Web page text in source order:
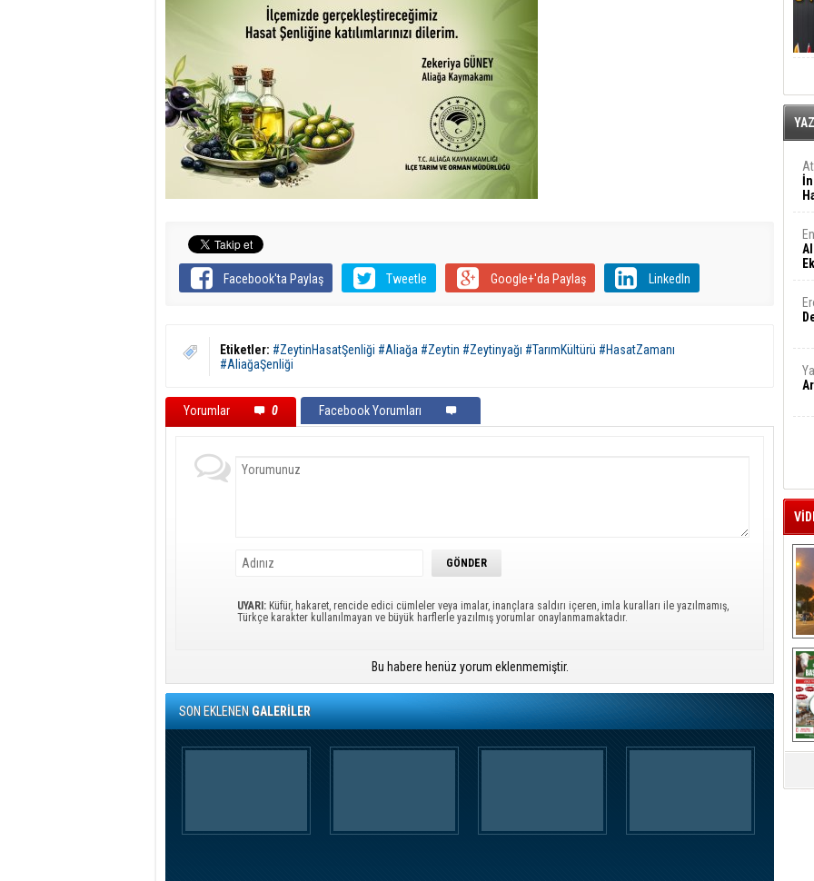
Facebook'ta Paylaş Tweetle Google+'da Paylaş LinkedIn
Etiketler: #ZeytinHasatŞenliği #Aliağa #Zeytin #Zeytinyağı #TarımKültürü #HasatZamanı
#AliağaŞenliği
Yorumlar 0 Facebook Yorumları
UYARI: Küfür, hakaret, rencide edici cümleler veya imalar, inançlara saldırı içeren, imla kuralları ile yazılmamış,
Türkçe karakter kullanılmayan ve büyük harflerle yazılmış yorumlar onaylanmamaktadır.
Bu habere henüz yorum eklenmemiştir.
SON EKLENENGALERİLER